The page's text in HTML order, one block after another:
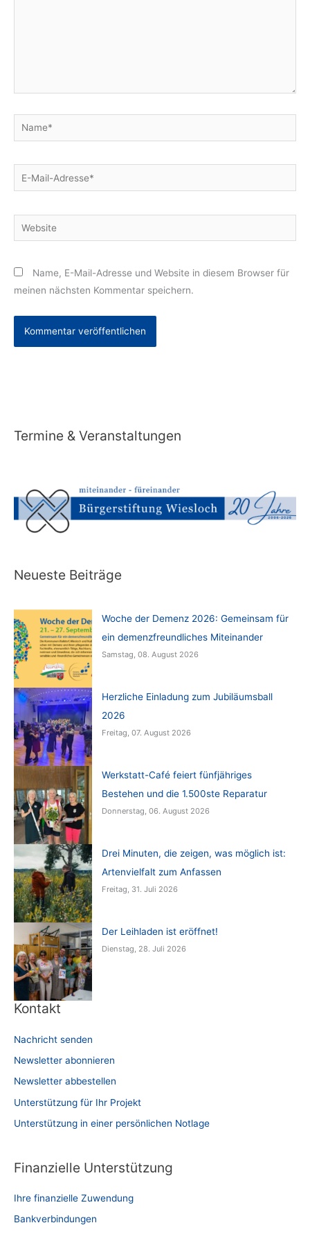
Name*
E-
Mail-
Website
Name, E-Mail-Adresse und Website in diesem Browser für
meinen nächsten Kommentar speichern.
Termine & Veranstaltungen
Neueste Beiträge
Woche der Demenz 2026: Gemeinsam für
ein demenzfreundliches Miteinander
Samstag, 08. August 2026
Herzliche Einladung zum Jubiläumsball
2026
Freitag, 07. August 2026
Werkstatt-Café feiert fünfjähriges
Bestehen und die 1.500ste Reparatur
Donnerstag, 06. August 2026
Drei Minuten, die zeigen, was möglich ist:
Artenvielfalt zum Anfassen
Freitag, 31. Juli 2026
Der Leihladen ist eröffnet!
Dienstag, 28. Juli 2026
Kontakt
Nachricht senden
Newsletter abonnieren
Newsletter abbestellen
Unterstützung für Ihr Projekt
Unterstützung in einer persönlichen Notlage
Finanzielle Unterstützung
Ihre finanzielle Zuwendung
Bankverbindungen